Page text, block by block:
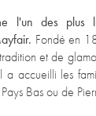
l'un des plus
Fondé en
et de
a accueilli les
Bas ou de